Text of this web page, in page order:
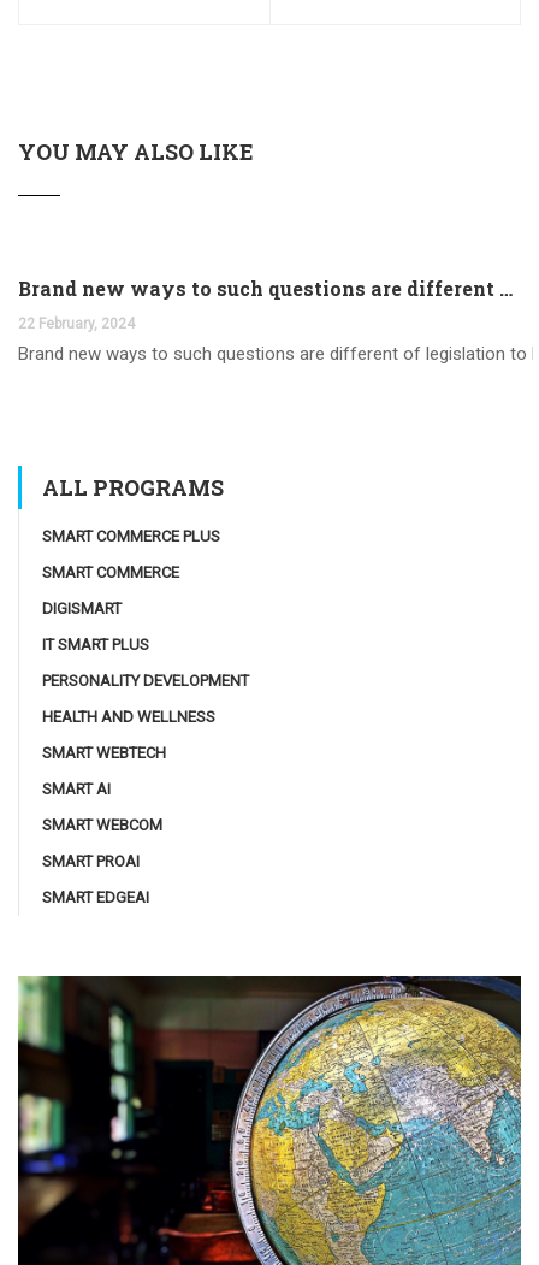
YOU MAY ALSO LIKE
Brand new ways to such questions are different of legislation to help you jurisdiction
22 February, 2024
Brand new ways to such questions are different of legislation to
ALL PROGRAMS
SMART COMMERCE PLUS
SMART COMMERCE
DIGISMART
IT SMART PLUS
PERSONALITY DEVELOPMENT
HEALTH AND WELLNESS
SMART WEBTECH
SMART AI
SMART WEBCOM
SMART PROAI
SMART EDGEAI